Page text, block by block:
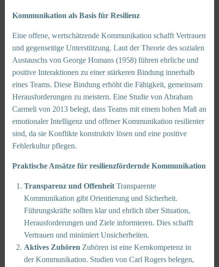
Kommunikation als Basis für Resilienz
Eine offene, wertschätzende Kommunikation schafft Vertrauen
und gegenseitige Unterstützung. Laut der Theorie des sozialen
Austauschs von George Homans (1958) führen ehrliche und
positive Interaktionen zu einer stärkeren Bindung innerhalb
eines Teams. Diese Bindung erhöht die Fähigkeit, gemeinsam
Herausforderungen zu meistern. Eine Studie von Abraham
Carmeli von 2013 belegt, dass Teams mit einem hohen Maß an
emotionaler Intelligenz und offener Kommunikation resilienter
sind, da sie Konflikte konstruktiv lösen und eine positive
Fehlerkultur pflegen.
Praktische Ansätze für resilienzfördernde Kommunikation
Transparenz und Offenheit Transparente
Kommunikation gibt Orientierung und Sicherheit.
Führungskräfte sollten klar und ehrlich über Situation,
Herausforderungen und Ziele informieren. Dies schafft
Vertrauen und minimiert Unsicherheiten.
Aktives Zuhören Zuhören ist eine Kernkompetenz in
der Kommunikation. Studien von Carl Rogers belegen,